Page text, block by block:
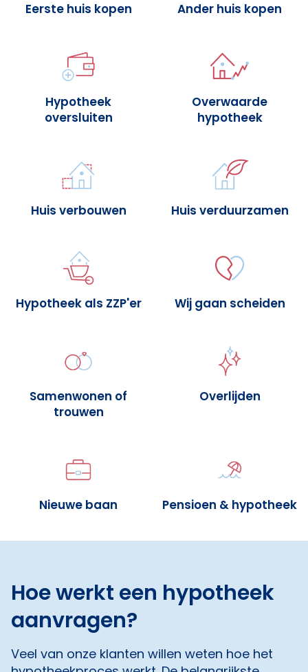
Eerste huis kopen Ander huis kopen
Hypotheek
oversluiten
Overwaarde
hypotheek
Huis verbouwen Huis verduurzamen
Hypotheek als ZZP'er Wij gaan scheiden
Samenwonen of
trouwen
Overlijden
Nieuwe baan Pensioen & hypotheek
Hoe werkt een hypotheek
aanvragen?
Veel van onze klanten willen weten hoe het